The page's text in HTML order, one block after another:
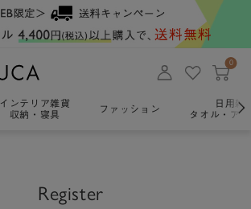
0
インテリア雑貨
収納・寝具
ファッション
日用雑
タオル・ア
Register